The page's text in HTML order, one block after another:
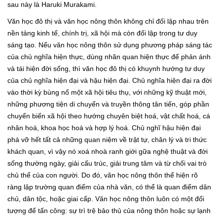
sau này là Haruki Murakami.
Văn học đô thị và văn học nông thôn không chỉ đối lập nhau trên
nền tảng kinh tế, chính trị, xã hội mà còn đối lập trong tư duy
sáng tạo. Nếu văn học nông thôn sử dụng phương pháp sáng tác
của chủ nghĩa hiện thực, dùng nhãn quan hiện thực để phản ánh
và tái hiện đời sống, thì văn học đô thị có khuynh hướng tư duy
của chủ nghĩa hiện đại và hậu hiện đại. Chủ nghĩa hiện đại ra đời
vào thời kỳ bùng nổ một xã hội tiêu thụ, với những kỹ thuật mới,
những phương tiện di chuyển và truyền thông tân tiến, góp phần
chuyển biến xã hội theo hướng chuyên biệt hoá, vật chất hoá, cá
nhân hoá, khoa học hoá và hợp lý hoá. Chủ nghĩ hậu hiện đại
phá vỡ hết tất cả những quan niệm về trật tự, chân lý và tri thức
khách quan, vì vậy nó xoá nhoà ranh giới gữa nghệ thuật và đời
sống thường ngày, giải cấu trúc, giải trung tâm và từ chối vai trò
chủ thể của con người. Do đó, văn học nông thôn thể hiện rõ
ràng lập trường quan điểm của nhà văn, có thể là quan điểm dân
chủ, dân tộc, hoặc giai cấp. Văn học nông thôn luôn có một đối
tượng để tấn công: sự trì trệ bảo thủ của nông thôn hoặc sự lạnh